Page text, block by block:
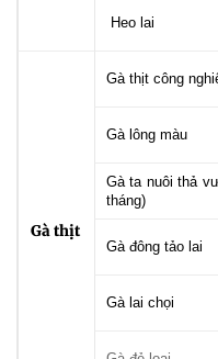
Heo lai
Gà thịt
Gà thịt công
Gà lông màu
Gà ta nuôi thả
tháng)
Gà đông tảo lai
Gà lai chọi